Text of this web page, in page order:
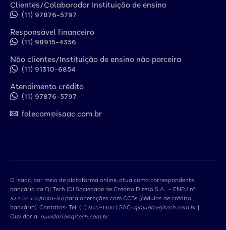
Clientes/Colaborador Instituição de ensino
(11) 97876-5797
Responsável financeiro
(11) 98915-4356
Não clientes/Instituição de ensino não parceira
(11) 91310-6854
Atendimento crédito
(11) 97876-5797
falecom@isaac.com.br
O isaac, por meio de plataforma online, atua como correspondente
bancário da QI Tech (QI Sociedade de Crédito Direto S.A. - CNPJ nº
32.402.502/0001-35) para operações com CCBs (cédulas de crédito
bancário). Contatos: Tel: (11) 3522-1300 | SAC: qiajuda@qitech.com.br|
Ouvidoria: ouvidoria@qitech.com.br.